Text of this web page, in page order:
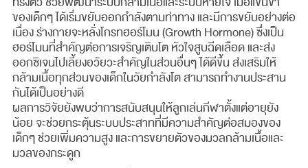
ของเด็กๆ ได้เริ่มขยับออกกำลังตามท่าทาง และมีการขยับอย่างต่อ
เนื่อง ร่างกายจะหลั่งโกรทฮอร์โมน (Growth Hormone) ซึ่งเป็น
ฮอร์โมนที่สำคัญต่อการเจริญเติบโต หัวใจสูบฉีดเลือด และส่ง
ออกซิเจนไปเลี้ยงอวัยวะสำคัญในส่วนอื่นๆ ได้ดีขึ้น ส่งเสริมให้
กล้ามเนื้อทุกส่วนของเด็กในวัยกำลังโต สามารถทำงานประสาน
กันได้เป็นอย่างดี
ผลการวิจัยยังพบว่าการสนับสนุนให้ลูกเล่นกีฬาตั้งแต่อายุยัง
น้อย จะช่วยกระตุ้นระบบประสาทที่มีความสำคัญต่อสมองของ
เด็กๆ ช่วยเพิ่มความสูง และการขยายตัวของมวลกล้ามเนื้อและ
มวลของกระดูก